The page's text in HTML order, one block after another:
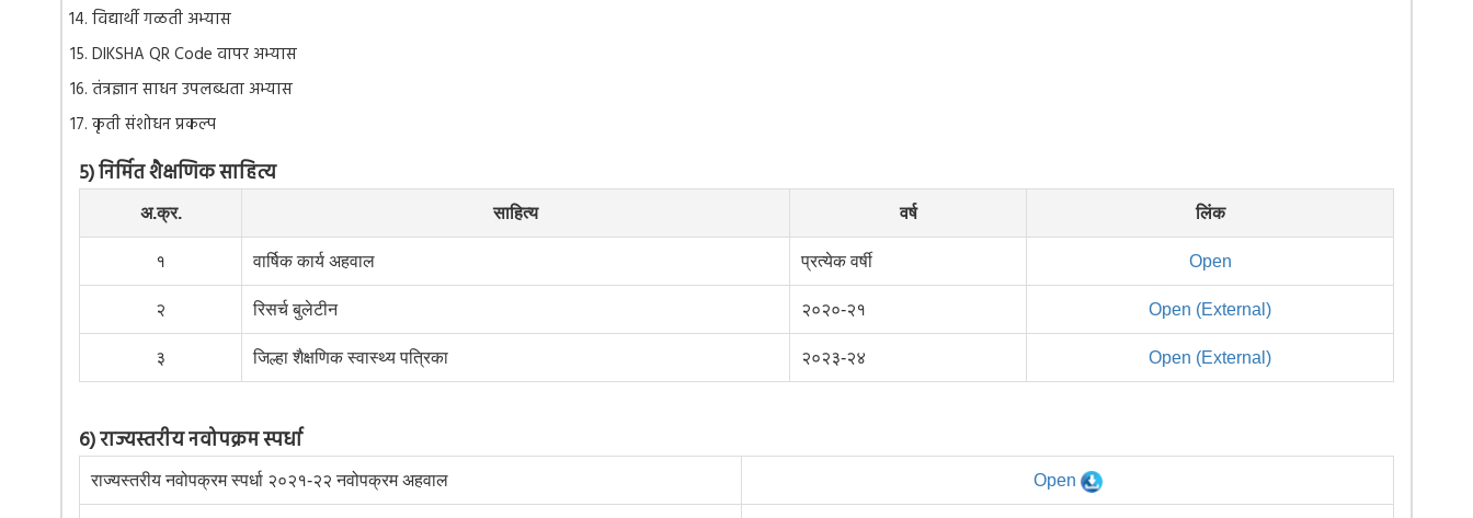
विद्यार्थी गळती अभ्यास
DIKSHA QR Code वापर अभ्यास
तंत्रज्ञान साधन उपलब्धता अभ्यास
कृती संशोधन प्रकल्प
५) निर्मित शैक्षणिक साहित्य
अ.क्र. साहित्य वर्ष लिंक
१ वार्षिक कार्य अहवाल प्रत्येक वर्षी Open
२ रिसर्च बुलेटीन २०२०-२१ Open (External)
३ जिल्हा शैक्षणिक स्वास्थ्य पत्रिका २०२३-२४ Open (External)
६) राज्यस्तरीय नवोपक्रम स्पर्धा
राज्यस्तरीय नवोपक्रम स्पर्धा २०२१-२२ नवोपक्रम अहवाल Open